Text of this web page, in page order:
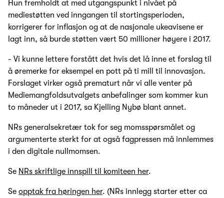
Hun fremholdt at med utgangspunkt i nivået på
mediestøtten ved inngangen til stortingsperioden,
korrigerer for inflasjon og at de nasjonale ukeavisene er
lagt inn, så burde støtten vært 50 millioner høyere i 2017.
- Vi kunne lettere forstått det hvis det lå inne et forslag til
å øremerke for eksempel en pott på ti mill til innovasjon.
Forslaget virker også prematurt når vi alle venter på
Mediemangfoldsutvalgets anbefalinger som kommer kun
to måneder ut i 2017, sa Kjelling Nybø blant annet.
NRs generalsekretær tok for seg momsspørsmålet og
argumenterte sterkt for at også fagpressen må innlemmes
i den digitale nullmomsen.
Se NRs skriftlige innspill til komiteen her.
Se opptak fra høringen her. (NRs innlegg starter etter ca